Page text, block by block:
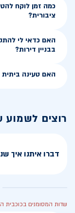
כמה זמן לוקח
ציבורית?
האם כדאי לי
בבניין דירות?
האם טעינה
רוצים לשמוע
דברו איתנו איך
שדות המסומנים בכוכבית